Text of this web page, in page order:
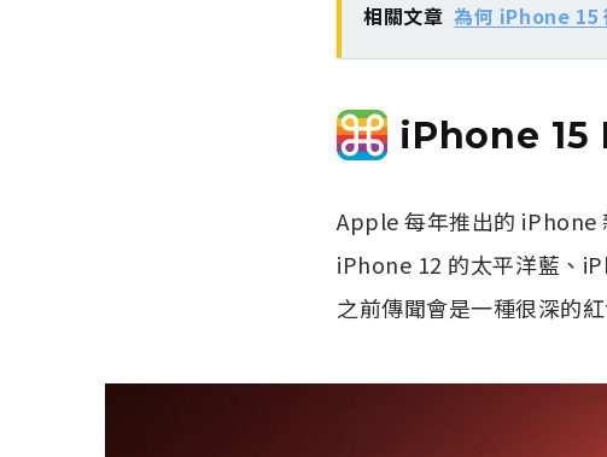
相關文章 為何 iPhone 15
iPhone 15
Apple 每年推出的 iPhone
iPhone 12 的太平洋藍、
之前傳聞會是一種很深的